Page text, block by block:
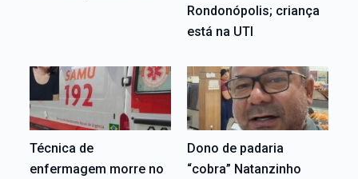
Rondonópolis; criança
está na UTI
Técnica de
enfermagem morre no
Dono de padaria
“cobra” Natanzinho